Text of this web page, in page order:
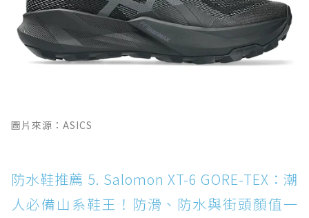
圖片來源：ASICS
防水鞋推薦 5. Salomon XT-6 GORE-TEX：潮
人必備山系鞋王！防滑、防水與街頭顏值一